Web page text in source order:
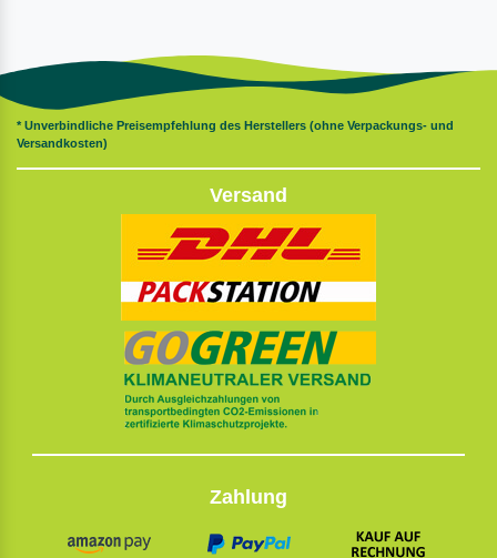
* Unverbindliche Preisempfehlung des Herstellers (ohne Verpackungs- und
Versandkosten)
Versand
Zahlung